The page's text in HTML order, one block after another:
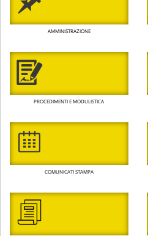
AMMINISTRAZIONE
PROCEDIMENTI E MODULISTICA
COMUNICATI STAMPA